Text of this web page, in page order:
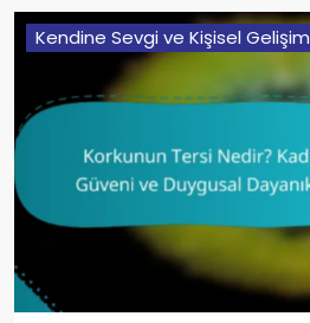
Kendine Sevgi ve Kişisel Gelişim